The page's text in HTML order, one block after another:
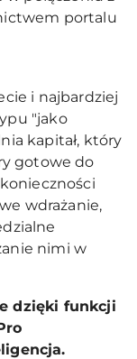
portalu
i najbardziej
"jako
kapitał, który
gotowe do
wdrażanie,
nimi w
dzięki funkcji